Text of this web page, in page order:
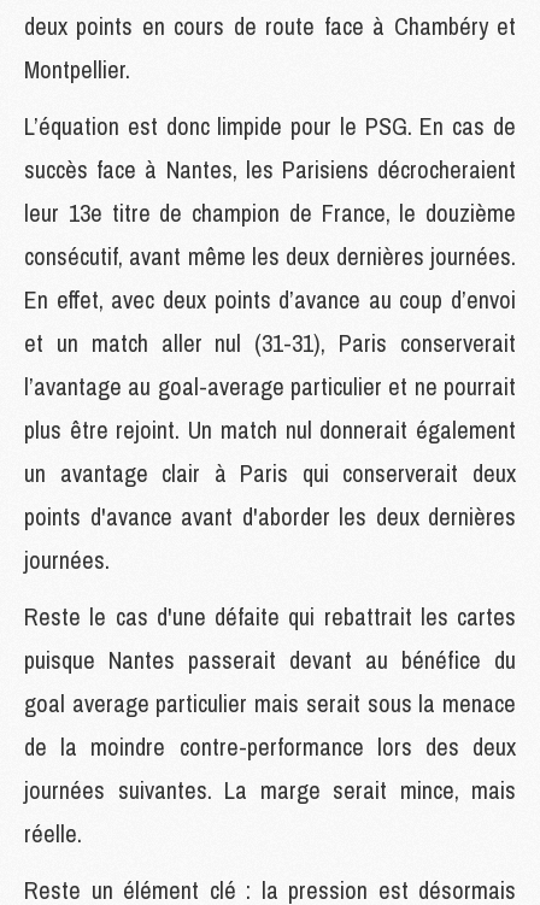
deux points en cours de route face à Chambéry et
Montpellier.
L’équation est donc limpide pour le PSG. En cas de
succès face à Nantes, les Parisiens décrocheraient
leur 13e titre de champion de France, le douzième
consécutif, avant même les deux dernières journées.
En effet, avec deux points d’avance au coup d’envoi
et un match aller nul (31-31), Paris conserverait
l’avantage au goal-average particulier et ne pourrait
plus être rejoint. Un match nul donnerait également
un avantage clair à Paris qui conserverait deux
points d'avance avant d'aborder les deux dernières
journées.
Reste le cas d'une défaite qui rebattrait les cartes
puisque Nantes passerait devant au bénéfice du
goal average particulier mais serait sous la menace
de la moindre contre-performance lors des deux
journées suivantes. La marge serait mince, mais
réelle.
Reste un élément clé : la pression est désormais